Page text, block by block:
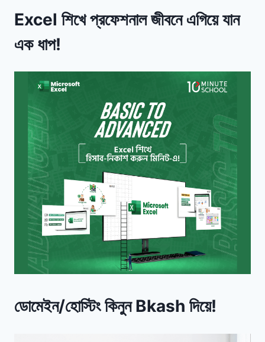
Excel শিখে প্রফেশনাল জীবনে এগিয়ে যান
এক ধাপ!
ডোমেইন/হোস্টিং কিনুন Bkash দিয়ে!